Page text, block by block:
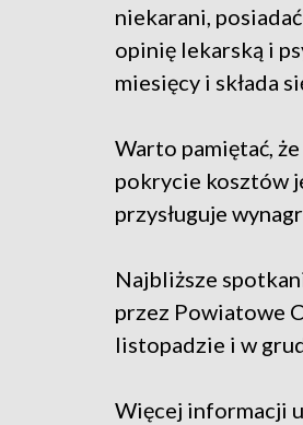
niekarani,
opinię lekarską i
miesięcy i składa
Warto pamiętać,
pokrycie kosztów
przysługuje
Najbliższe
przez Powiatowe
listopadzie i w
Więcej informacji